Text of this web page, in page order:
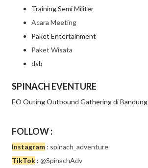
Training Semi Militer
Acara Meeting
Paket Entertainment
Paket Wisata
dsb
SPINACH EVENTURE
EO Outing Outbound Gathering di Bandung
FOLLOW :
Instagram : spinach_adventure
TikTok : @SpinachAdv